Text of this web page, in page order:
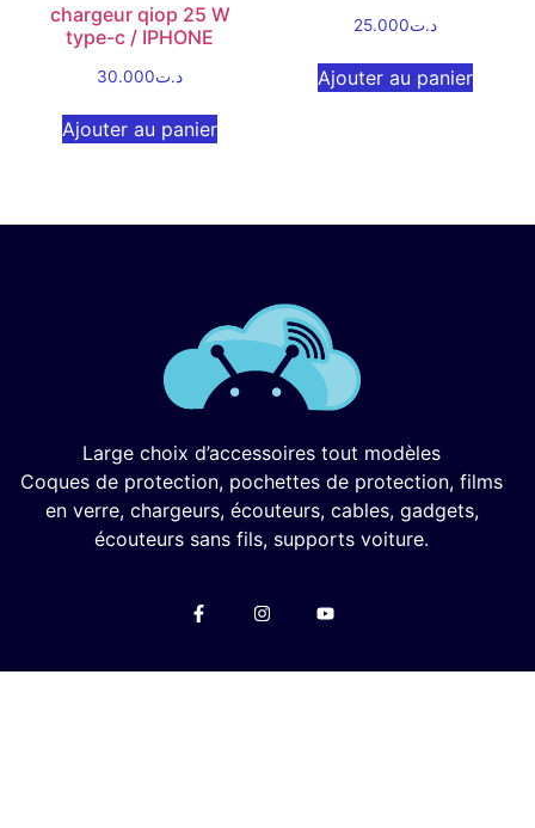
chargeur qiop 25 W
type-c / IPHONE
د.ت30.000
Ajouter au panier
د.ت25.000
Ajouter au panier
Large choix d’accessoires tout modèles
Coques de protection, pochettes de protection, films
en verre, chargeurs, écouteurs, cables, gadgets,
écouteurs sans fils, supports voiture.